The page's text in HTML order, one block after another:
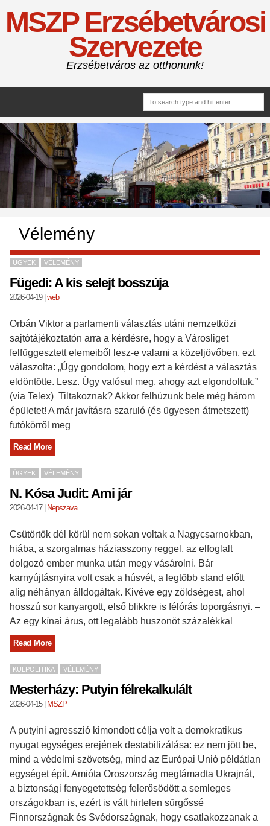
MSZP Erzsébetvárosi
Szervezete
Erzsébetváros az otthonunk!
Vélemény
ÜGYEK VÉLEMÉNY
Fügedi: A kis selejt bosszúja
2026-04-19| web
Orbán Viktor a parlamenti választás utáni nemzetközi
sajtótájékoztatón arra a kérdésre, hogy a Városliget
felfüggesztett elemeiből lesz-e valami a közeljövőben, ezt
válaszolta: „Úgy gondolom, hogy ezt a kérdést a választás
eldöntötte. Lesz. Úgy valósul meg, ahogy azt elgondoltuk.”
(via Telex) Tiltakoznak? Akkor felhúzunk bele még három
épületet! A már javításra szaruló (és ügyesen átmetszett)
futókörről meg
Read More
ÜGYEK VÉLEMÉNY
N. Kósa Judit: Ami jár
2026-04-17| Nepszava
Csütörtök dél körül nem sokan voltak a Nagycsarnokban,
hiába, a szorgalmas háziasszony reggel, az elfoglalt
dolgozó ember munka után megy vásárolni. Bár
karnyújtásnyira volt csak a húsvét, a legtöbb stand előtt
alig néhányan álldogáltak. Kivéve egy zöldségest, ahol
hosszú sor kanyargott, első blikkre is félórás toporgásnyi. –
Az egy kínai árus, ott legalább huszonöt százalékkal
Read More
KÜLPOLITIKA VÉLEMÉNY
Mesterházy: Putyin félrekalkulált
2026-04-15| MSZP
A putyini agresszió kimondott célja volt a demokratikus
nyugat egységes erejének destabilizálása: ez nem jött be,
mind a védelmi szövetség, mind az Európai Unió példátlan
egységet épít. Amióta Oroszország megtámadta Ukrajnát,
a biztonsági fenyegetettség felerősödött a semleges
országokban is, ezért is vált hirtelen sürgőssé
Finnországnak és Svédországnak, hogy csatlakozzanak a